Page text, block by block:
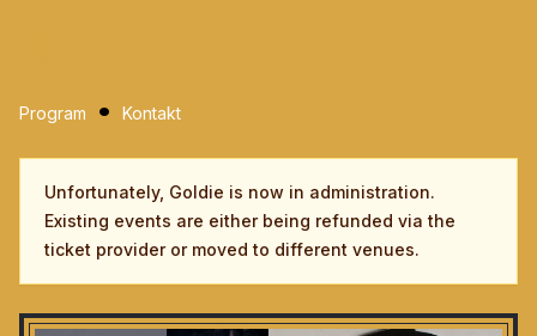
Program Kontakt
Unfortunately, Goldie is now in administration.
Existing events are either being refunded via the
ticket provider or moved to different venues.